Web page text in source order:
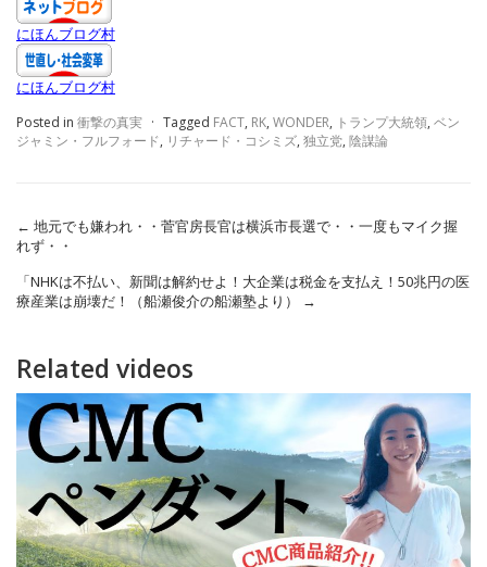
にほんブログ村
にほんブログ村
Posted in 衝撃の真実 · Tagged FACT, RK, WONDER, トランプ大統領, ベン
ジャミン・フルフォード, リチャード・コシミズ, 独立党, 陰謀論
← 地元でも嫌われ・・菅官房長官は横浜市長選で・・一度もマイク握
れず・・
「NHKは不払い、新聞は解約せよ！大企業は税金を支払え！50兆円の医
療産業は崩壊だ！（船瀬俊介の船瀬塾より）
→
Related videos